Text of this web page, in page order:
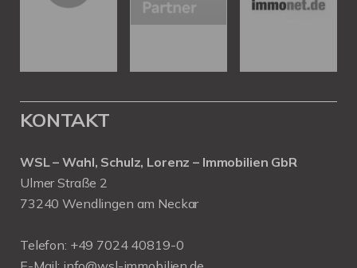
KONTAKT
WSL – Wahl, Schulz, Lorenz – Immobilien GbR
Ulmer Straße 2
73240 Wendlingen am Neckar
Telefon: +49 7024 40819-0